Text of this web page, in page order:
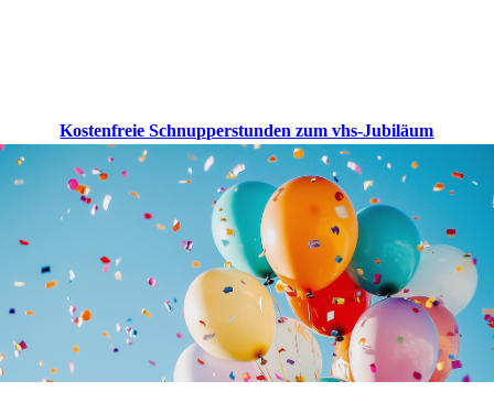
Kostenfreie Schnupperstunden zum vhs-Jubiläum